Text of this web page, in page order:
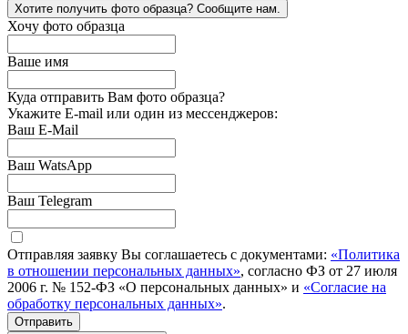
Хотите получить фото образца? Сообщите нам.
Хочу фото образца
Ваше имя
Куда отправить Вам фото образца?
Укажите E-mail или один из мессенджеров:
Ваш E-Mail
Ваш WatsApp
Ваш Telegram
Отправляя заявку Вы соглашаетесь с документами: «Политика
в отношении персональных данных», согласно ФЗ от 27 июля
2006 г. № 152-ФЗ «О персональных данных» и «Согласие на
обработку персональных данных».
Отправить